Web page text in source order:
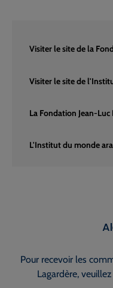
Visiter le site de la
Visiter le site de
La Fondation Jean-
L'Institut du monde
Pour recevoir les
Lagardère,